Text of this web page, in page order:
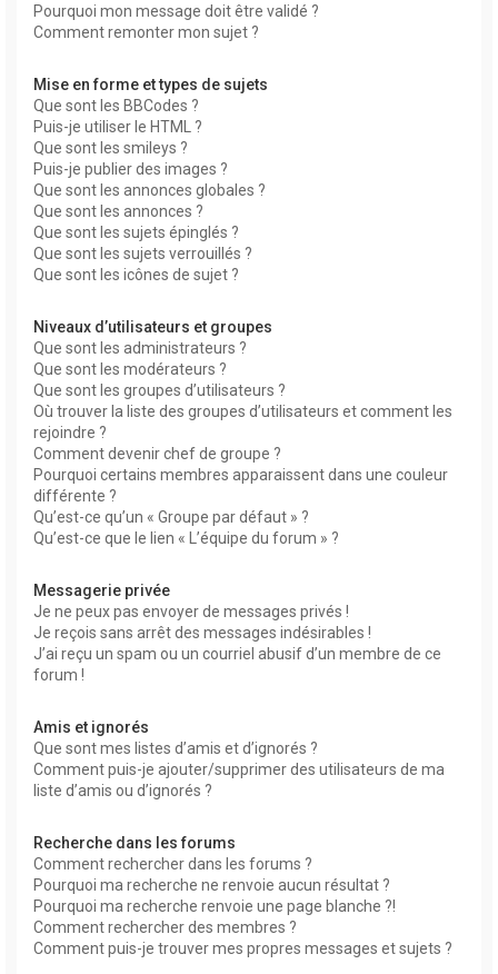
Pourquoi mon message doit être validé ?
Comment remonter mon sujet ?
Mise en forme et types de sujets
Que sont les BBCodes ?
Puis-je utiliser le HTML ?
Que sont les smileys ?
Puis-je publier des images ?
Que sont les annonces globales ?
Que sont les annonces ?
Que sont les sujets épinglés ?
Que sont les sujets verrouillés ?
Que sont les icônes de sujet ?
Niveaux d’utilisateurs et groupes
Que sont les administrateurs ?
Que sont les modérateurs ?
Que sont les groupes d’utilisateurs ?
Où trouver la liste des groupes d’utilisateurs et comment les
rejoindre ?
Comment devenir chef de groupe ?
Pourquoi certains membres apparaissent dans une couleur
différente ?
Qu’est-ce qu’un « Groupe par défaut » ?
Qu’est-ce que le lien « L’équipe du forum » ?
Messagerie privée
Je ne peux pas envoyer de messages privés !
Je reçois sans arrêt des messages indésirables !
J’ai reçu un spam ou un courriel abusif d’un membre de ce
forum !
Amis et ignorés
Que sont mes listes d’amis et d’ignorés ?
Comment puis-je ajouter/supprimer des utilisateurs de ma
liste d’amis ou d’ignorés ?
Recherche dans les forums
Comment rechercher dans les forums ?
Pourquoi ma recherche ne renvoie aucun résultat ?
Pourquoi ma recherche renvoie une page blanche ?!
Comment rechercher des membres ?
Comment puis-je trouver mes propres messages et sujets ?